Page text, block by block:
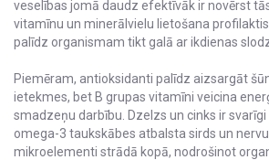
veselības jomā daudz efektīvāk ir novērst
vitamīnu un minerālvielu lietošana
palīdz organismam tikt galā ar ikdienas
Piemēram, antioksidanti palīdz aizsargāt
ietekmes, bet B grupas vitamīni veicina
smadzeņu darbību. Dzelzs un cinks ir
omega-3 taukskābes atbalsta sirds un
mikroelementi strādā kopā, nodrošinot